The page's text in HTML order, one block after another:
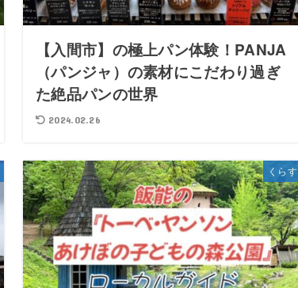
【入間市】の極上パン体験！PANJA
（パンジャ）の素材にこだわり過ぎ
た絶品パンの世界
2024.02.26
くらす